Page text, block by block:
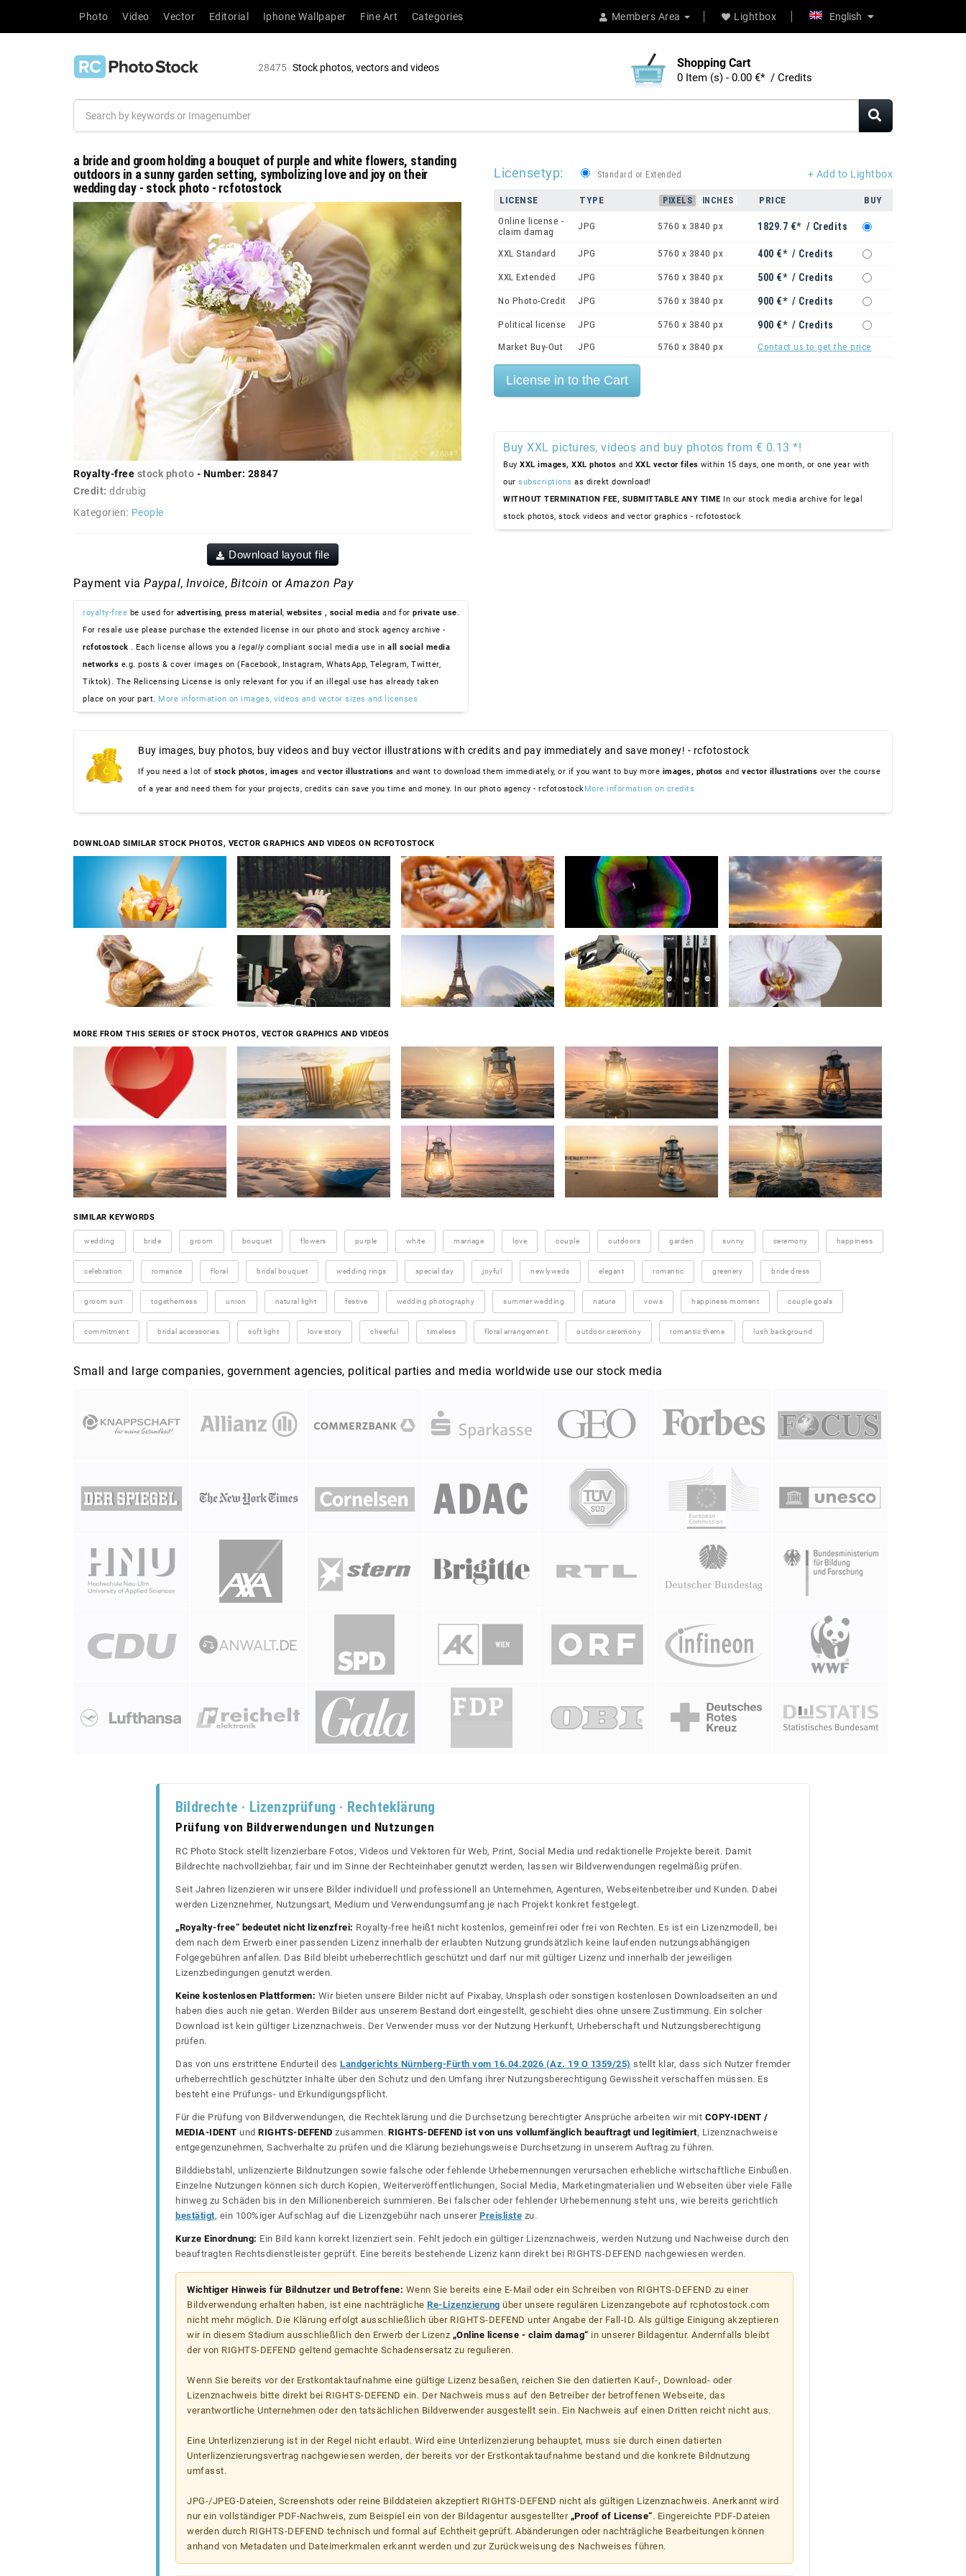
Members Area Lightbox English
Photo Video Vector Editorial Iphone Wallpaper Fine Art Categories
28475 Stock photos, vectors and videos Shopping Cart
0 Item (s) - 0.00 €* / Credits
a bride and groom holding a bouquet of purple and white flowers, standing
outdoors in a sunny garden setting, symbolizing love and joy on their
wedding day - stock photo - rcfotostock
Royalty-free stock photo - Number: 28847
Credit: ddrubig
Kategorien: People
Download layout file
Payment via Paypal, Invoice, Bitcoin or Amazon Pay
royalty-free be used for advertising, press material , websites , social media and for private use.
For resale use please purchase the extended license in our photo and stock agency archive -
rcfotostock . Each license allows you a legallycompliant social media use in all social media
networks e.g. posts & cover images on (Facebook, Instagram, WhatsApp, Telegram, Twitter,
Tiktok). The Relicensing License is only relevant for you if an illegal use has already taken
place on your part. More information on images, videos and vector sizes and licenses
+ Add to Lightbox
Licensetyp: Standard or Extended
LICENSE TYPE PIXELS INCHES PRICE
BUY
Online license -
claim damag
JPG 5760 x 3840 px 1829.7 €* / Credits
XXL Standard JPG 5760 x 3840 px 400 €* / Credits
XXL Extended JPG 5760 x 3840 px 500 €* / Credits
No Photo-Credit JPG 5760 x 3840 px 900 €* / Credits
Political license JPG 5760 x 3840 px 900 €* / Credits
Market Buy-Out JPG 5760 x 3840 px Contact us to get the price
Buy XXL pictures, videos and buy photos from € 0.13 *!
Buy XXL images, XXL photos and XXL vector files within 15 days, one month, or one year with
our subscriptions as direkt download!
WITHOUT TERMINATION FEE, SUBMITTABLE ANY TIME In our stock media archive for legal
stock photos, stock videos and vector graphics - rcfotostock
Buy images, buy photos, buy videos and buy vector illustrations with credits and pay immediately and save money! - rcfotostock
If you need a lot of stock photos, images and vector illustrations and want to download them immediately, or if you want to buy more images, photos and vector illustrations over the course
of a year and need them for your projects, credits can save you time and money. In our photo agency - rcfotostockMore information on credits
DOWNLOAD SIMILAR STOCK PHOTOS, VECTOR GRAPHICS AND VIDEOS ON RCFOTOSTOCK
MORE FROM THIS SERIES OF STOCK PHOTOS, VECTOR GRAPHICS AND VIDEOS
SIMILAR KEYWORDS
wedding bride groom bouquet flowers purple white marriage love couple outdoors garden sunny ceremony happiness
celebration romance floral bridal bouquet wedding rings special day joyful newlyweds elegant romantic greenery bride dress
groom suit togetherness union natural light festive wedding photography summer wedding nature vows happiness moment couple goals
commitment bridal accessories soft light love story cheerful timeless floral arrangement outdoor ceremony romantic theme lush background
Small and large companies, government agencies, political parties and media worldwide use our stock media
Bildrechte · Lizenzprüfung · Rechteklärung
Prüfung von Bildverwendungen und Nutzungen
RC Photo Stock stellt lizenzierbare Fotos, Videos und Vektoren für Web, Print, Social Media und redaktionelle Projekte bereit. Damit
Bildrechte nachvollziehbar, fair und im Sinne der Rechteinhaber genutzt werden, lassen wir Bildverwendungen regelmäßig prüfen.
Seit Jahren lizenzieren wir unsere Bilder individuell und professionell an Unternehmen, Agenturen, Webseitenbetreiber und Kunden. Dabei
werden Lizenznehmer, Nutzungsart, Medium und Verwendungsumfang je nach Projekt konkret festgelegt.
„Royalty-free“ bedeutet nicht lizenzfrei: Royalty-free heißt nicht kostenlos, gemeinfrei oder frei von Rechten. Es ist ein Lizenzmodell, bei
dem nach dem Erwerb einer passenden Lizenz innerhalb der erlaubten Nutzung grundsätzlich keine laufenden nutzungsabhängigen
Folgegebühren anfallen. Das Bild bleibt urheberrechtlich geschützt und darf nur mit gültiger Lizenz und innerhalb der jeweiligen
Lizenzbedingungen genutzt werden.
Keine kostenlosen Plattformen: Wir bieten unsere Bilder nicht auf Pixabay, Unsplash oder sonstigen kostenlosen Downloadseiten an und
haben dies auch nie getan. Werden Bilder aus unserem Bestand dort eingestellt, geschieht dies ohne unsere Zustimmung. Ein solcher
Download ist kein gültiger Lizenznachweis. Der Verwender muss vor der Nutzung Herkunft, Urheberschaft und Nutzungsberechtigung
prüfen.
Das von uns erstrittene Endurteil des Landgerichts Nürnberg-Fürth vom 16.04.2026 (Az. 19 O 1359/25) stellt klar, dass sich Nutzer fremder
urheberrechtlich geschützter Inhalte über den Schutz und den Umfang ihrer Nutzungsberechtigung Gewissheit verschaffen müssen. Es
besteht eine Prüfungs- und Erkundigungspflicht.
Für die Prüfung von Bildverwendungen, die Rechteklärung und die Durchsetzung berechtigter Ansprüche arbeiten wir mit COPY-IDENT /
MEDIA-IDENT und RIGHTS-DEFEND zusammen. RIGHTS-DEFEND ist von uns vollumfänglich beauftragt und legitimiert, Lizenznachweise
entgegenzunehmen, Sachverhalte zu prüfen und die Klärung beziehungsweise Durchsetzung in unserem Auftrag zu führen.
Bilddiebstahl, unlizenzierte Bildnutzungen sowie falsche oder fehlende Urhebernennungen verursachen erhebliche wirtschaftliche Einbußen.
Einzelne Nutzungen können sich durch Kopien, Weiterveröffentlichungen, Social Media, Marketingmaterialien und Webseiten über viele Fälle
hinweg zu Schäden bis in den Millionenbereich summieren. Bei falscher oder fehlender Urhebernennung steht uns, wie bereits gerichtlich
bestätigt, ein 100%iger Aufschlag auf die Lizenzgebühr nach unserer Preisliste zu.
Kurze Einordnung: Ein Bild kann korrekt lizenziert sein. Fehlt jedoch ein gültiger Lizenznachweis, werden Nutzung und Nachweise durch den
beauftragten Rechtsdienstleister geprüft. Eine bereits bestehende Lizenz kann direkt bei RIGHTS-DEFEND nachgewiesen werden.
Wichtiger Hinweis für Bildnutzer und Betroffene: Wenn Sie bereits eine E-Mail oder ein Schreiben von RIGHTS-DEFEND zu einer
Bildverwendung erhalten haben, ist eine nachträgliche Re-Lizenzierung über unsere regulären Lizenzangebote auf rcphotostock.com
nicht mehr möglich. Die Klärung erfolgt ausschließlich über RIGHTS-DEFEND unter Angabe der Fall-ID. Als gültige Einigung akzeptieren
wir in diesem Stadium ausschließlich den Erwerb der Lizenz „Online license - claim damag“ in unserer Bildagentur. Andernfalls bleibt
der von RIGHTS-DEFEND geltend gemachte Schadensersatz zu regulieren.
Wenn Sie bereits vor der Erstkontaktaufnahme eine gültige Lizenz besaßen, reichen Sie den datierten Kauf-, Download- oder
Lizenznachweis bitte direkt bei RIGHTS-DEFEND ein. Der Nachweis muss auf den Betreiber der betroffenen Webseite, das
verantwortliche Unternehmen oder den tatsächlichen Bildverwender ausgestellt sein. Ein Nachweis auf einen Dritten reicht nicht aus.
Eine Unterlizenzierung ist in der Regel nicht erlaubt. Wird eine Unterlizenzierung behauptet, muss sie durch einen datierten
Unterlizenzierungsvertrag nachgewiesen werden, der bereits vor der Erstkontaktaufnahme bestand und die konkrete Bildnutzung
umfasst.
JPG-/JPEG-Dateien, Screenshots oder reine Bilddateien akzeptiert RIGHTS-DEFEND nicht als gültigen Lizenznachweis. Anerkannt wird
nur ein vollständiger PDF-Nachweis, zum Beispiel ein von der Bildagentur ausgestellter „Proof of License“. Eingereichte PDF-Dateien
werden durch RIGHTS-DEFEND technisch und formal auf Echtheit geprüft. Abänderungen oder nachträgliche Bearbeitungen können
anhand von Metadaten und Dateimerkmalen erkannt werden und zur Zurückweisung des Nachweises führen.